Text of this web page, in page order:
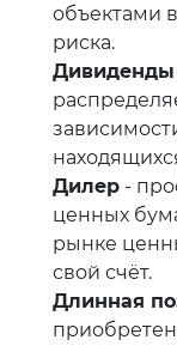
объектами
риска.
Дивиденды
Дилер -
ценных
рынке
свой счёт.
Длинная